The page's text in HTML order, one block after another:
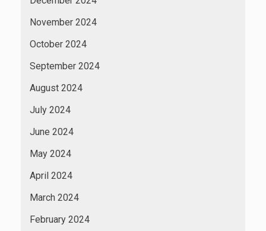
November 2024
October 2024
September 2024
August 2024
July 2024
June 2024
May 2024
April 2024
March 2024
February 2024